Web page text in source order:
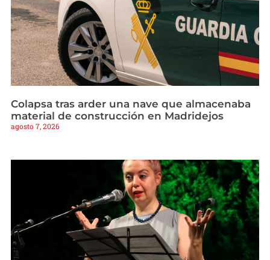
Colapsa tras arder una nave que almacenaba
material de construcción en Madridejos
agosto 7, 2026